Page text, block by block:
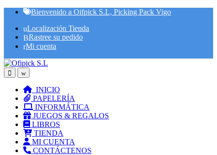
Skip
navigation
Skip
content
Bienvenido a Oifpick S.L, Picking Pack Vigo
Localización Tienda
Rastree su pedido
Mi cuenta
INICIO
PAPELERÍA
INFORMÁTICA
JUEGOS & REGALOS
LIBROS
TIENDA
MI CUENTA
CONTÁCTENOS